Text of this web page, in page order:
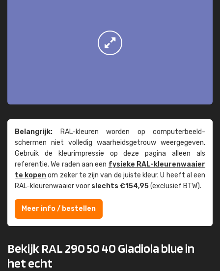
Belangrijk: RAL-kleuren worden op computer­beeld­
schermen niet volledig waarheids­­getrouw weer­gegeven.
Gebruik de kleur­impressie op deze pagina alleen als
referentie. We raden aan een fysieke RAL-kleuren­waaier
te kopenom zeker te zijn van de juiste kleur. U heeft al een
RAL-kleuren­waaier voor slechts €154,95(exclusief BTW).
Meer info / bestellen
Bekijk RAL 290 50 40 Gladiola blue in
het echt